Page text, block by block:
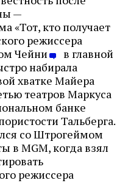
—
«Тот, кто получает
режиссера
Чейни
в главной
набирала
хватке Майера
театров Маркуса
банке
Тальберга.
со Штрогеймом
в MGM, когда взял
режиссера